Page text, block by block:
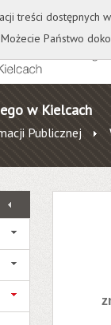
Wydawnictwo
w Kielcach
Publicznej
treści
Państwo